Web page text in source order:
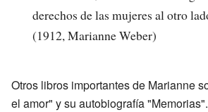
derechos de las mujeres al otro
(1912, Marianne Weber)
Otros libros importantes de Marianne
el amor" y su autobiografía